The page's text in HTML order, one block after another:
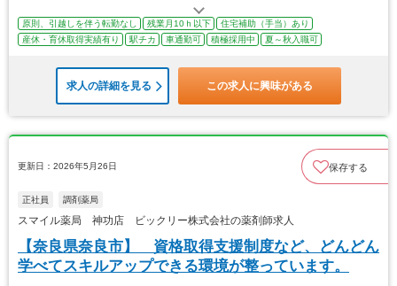
原則、引越しを伴う転勤なし 残業月10ｈ以下
住宅補助（手当）あり
産休・育休取得実績有り
駅チカ 車通勤可 積極採用中 夏～秋入職可
求人の詳細を見る この求人に興味がある
更新日：2026年5月26日 保存する
正社員 調剤薬局
スマイル薬局 神功店 ビックリー株式会社の薬剤師求人
【奈良県奈良市】 資格取得支援制度など、どんどん
学べてスキルアップできる環境が整っています。